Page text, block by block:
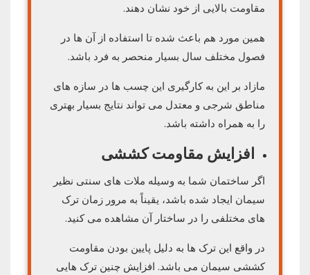
مقاومت بالایی از خود نشان دهند.
همین مورد هم باعث شده تا استفاده از آن ها در
فصول مختلف سال بسیار منحصر به فرد باشد.
مازاد بر این به کارگیری این چسب ها در سازه های
مناطق شرجی و معتدل می تواند نتایج بسیار بهتری
را به همراه داشته باشد.
افزایش مقاومت کششی
اگر ساختمان شما به وسیله ملات های سنتی نظیر
سیمان ایجاد شده باشد، یقیناً به مرور زمان ترک
های مختلفی را در ساختار آن مشاهده می کنید.
در واقع این ترک ها به دلیل پایین بودن مقاومت
کششی سیمان می باشد. افزایش چنین ترک هایی